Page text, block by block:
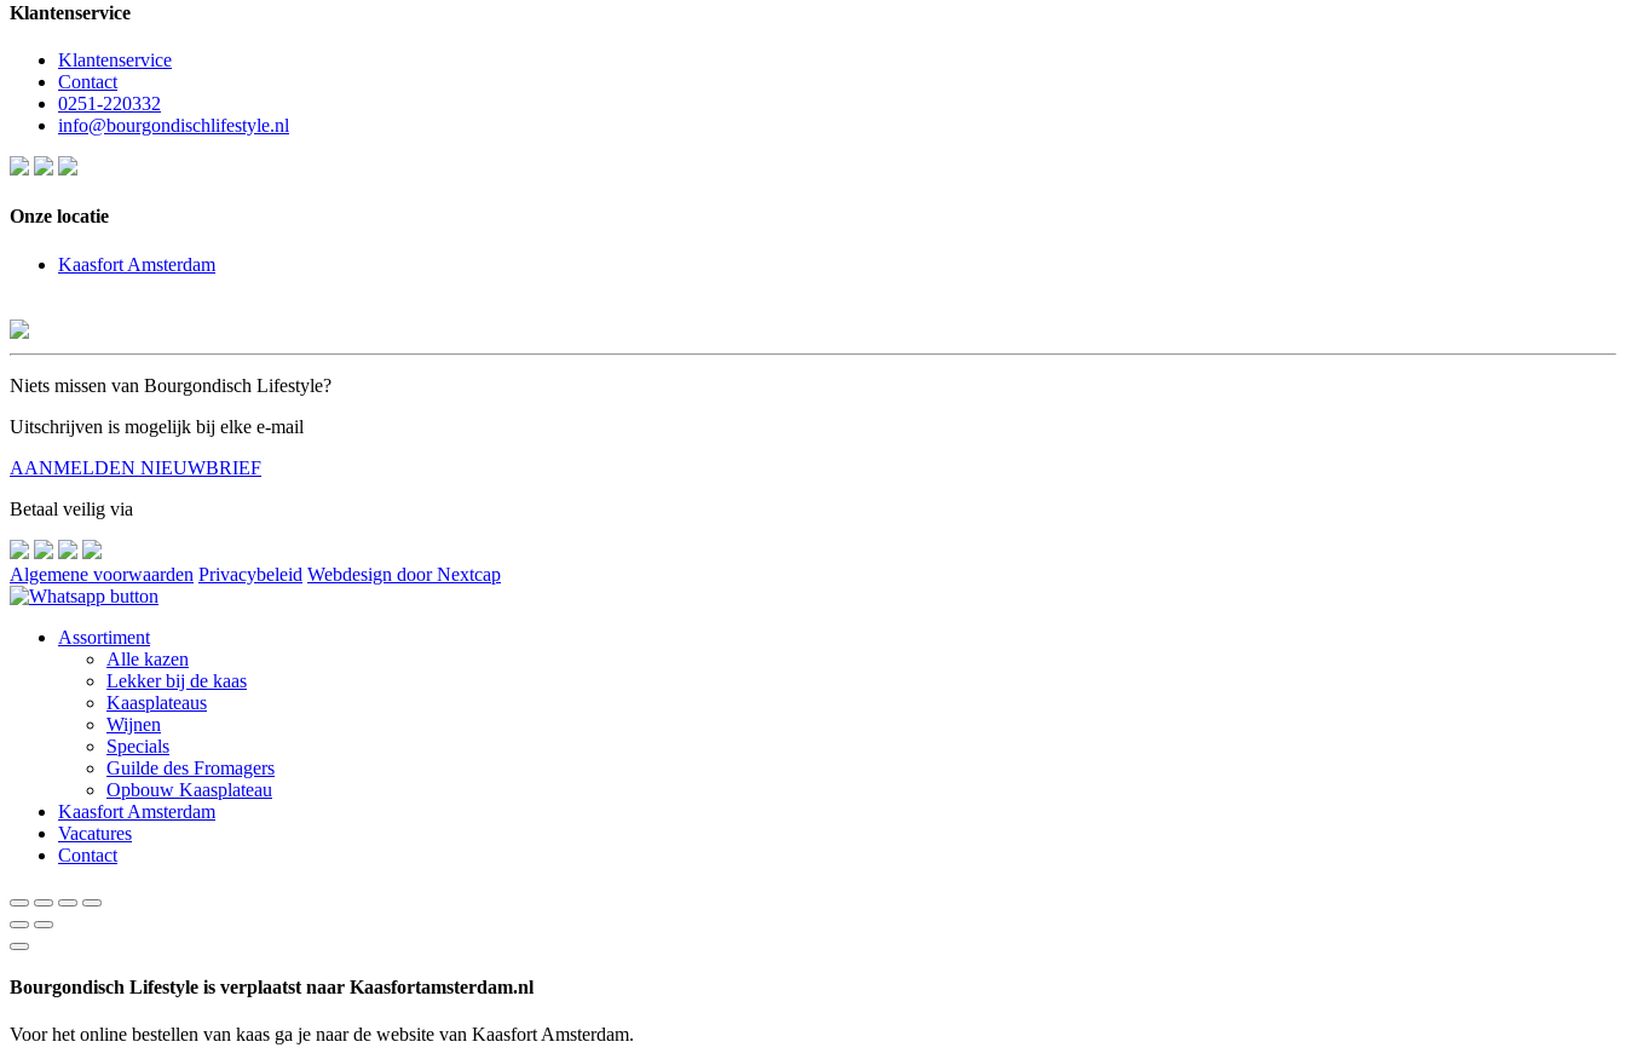
Klantenservice
Klantenservice
Contact
0251-220332
info@bourgondischlifestyle.nl
Onze locatie
Kaasfort Amsterdam
Niets missen van Bourgondisch Lifestyle?
Uitschrijven is mogelijk bij elke e-mail
AANMELDEN NIEUWBRIEF
Betaal veilig via
Algemene voorwaarden Privacybeleid Webdesign door Nextcap
Assortiment
Alle kazen
Lekker bij de kaas
Kaasplateaus
Wijnen
Specials
Guilde des Fromagers
Opbouw Kaasplateau
Kaasfort Amsterdam
Vacatures
Contact
Bourgondisch Lifestyle is verplaatst naar Kaasfortamsterdam.nl
Voor het online bestellen van kaas ga je naar de website van Kaasfort Amsterdam.